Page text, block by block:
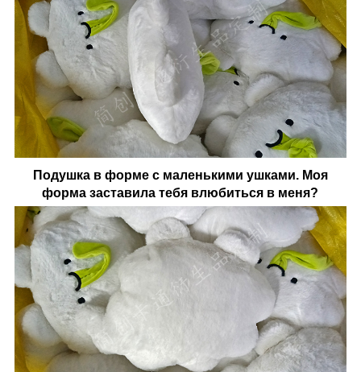
Подушка в форме с маленькими ушками. Моя
форма заставила тебя влюбиться в меня?